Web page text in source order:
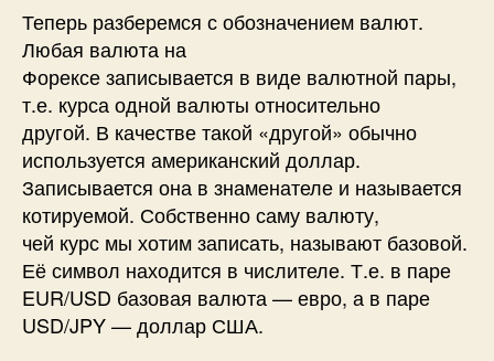
Теперь разберемся с обозначением валют.
Любая валюта на
Форексе записывается в виде валютной пары,
т.е. курса одной валюты относительно
другой. В качестве такой «другой» обычно
используется американский доллар.
Записывается она в знаменателе и называется
котируемой. Собственно саму валюту,
чей курс мы хотим записать, называют базовой.
Её символ находится в числителе. Т.е. в паре
EUR/USD базовая валюта — евро, а в паре
USD/JPY — доллар США.